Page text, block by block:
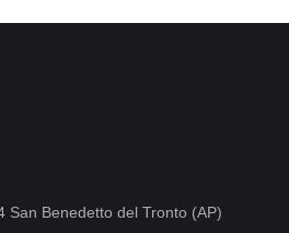
San Benedetto del Tronto (AP)